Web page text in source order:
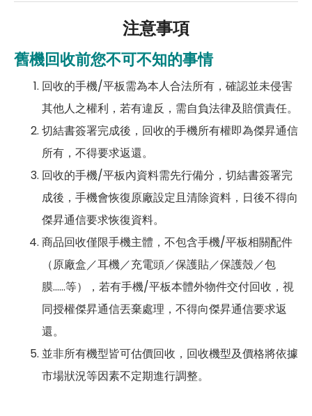
注意事項
舊機回收前您不可不知的事情
回收的手機/平板需為本人合法所有，確認並未侵害
其他人之權利，若有違反，需自負法律及賠償責任。
切結書簽署完成後，回收的手機所有權即為傑昇通信
所有，不得要求返還。
回收的手機/平板內資料需先行備分，切結書簽署完
成後，手機會恢復原廠設定且清除資料，日後不得向
傑昇通信要求恢復資料。
商品回收僅限手機主體，不包含手機/平板相關配件
（原廠盒／耳機／充電頭／保護貼／保護殼／包
膜……等），若有手機/平板本體外物件交付回收，視
同授權傑昇通信丟棄處理，不得向傑昇通信要求返
還。
並非所有機型皆可估價回收，回收機型及價格將依據
市場狀況等因素不定期進行調整。